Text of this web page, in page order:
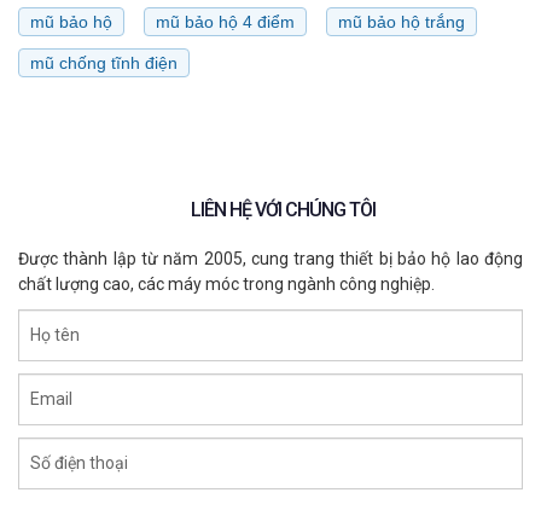
mũ bảo hộ
mũ bảo hộ 4 điểm mũ bảo hộ trắng
mũ chống tĩnh điện
LIÊN HỆ VỚI CHÚNG TÔI
Được thành lập từ năm 2005, cung trang thiết bị bảo hộ lao động
chất lượng cao, các máy móc trong ngành công nghiệp.
Họ tên
Email
Số điện thoại